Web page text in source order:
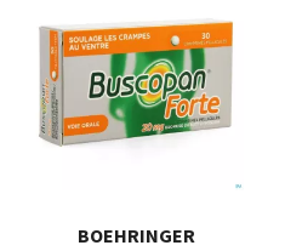
BOEHRINGER